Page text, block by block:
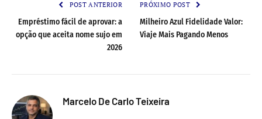
POST ANTERIOR
Empréstimo fácil de aprovar: a
opção que aceita nome sujo em
2026
PRÓXIMO POST
Milheiro Azul Fidelidade Valor:
Viaje Mais Pagando Menos
Marcelo De Carlo Teixeira